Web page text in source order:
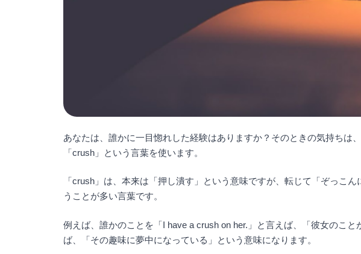
あなたは、誰かに一目惚れした経験はありますか？そのときの気持ち
「crush」という言葉を使います。
「crush」は、本来は「押し潰す」という意味ですが、転じて「ぞっこ
うことが多い言葉です。
例えば、誰かのことを「I have a crush on her.」と言えば、「彼女のこ
ば、「その趣味に夢中になっている」という意味になります。